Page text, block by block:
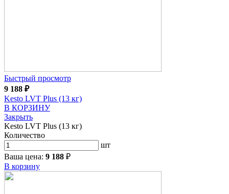
Быстрый просмотр
9 188 ₽
Kesto LVT Plus (13 кг)
В КОРЗИНУ
Закрыть
Kesto LVT Plus (13 кг)
Количество
шт
Ваша цена: 9 188 ₽
В корзину